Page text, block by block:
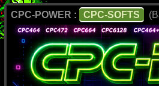
CPC-POWER : CPC-SOFTS